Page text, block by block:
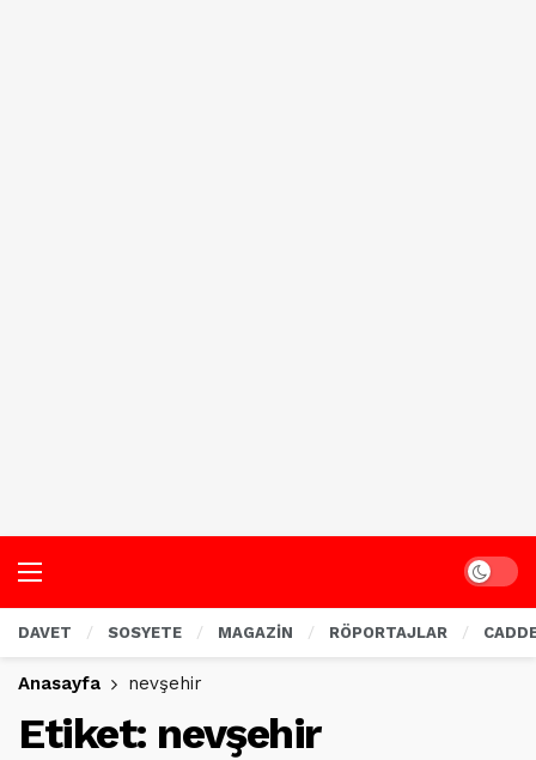
Dark
DAVET SOSYETE MAGAZİN RÖPORTAJLAR
Anasayfa nevşehir
Etiket: nevşehir